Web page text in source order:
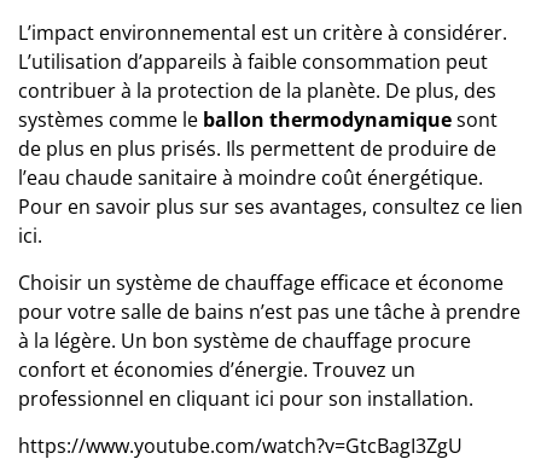
L’impact environnemental est un critère à considérer.
L’utilisation d’appareils à faible consommation peut
contribuer à la protection de la planète. De plus, des
systèmes comme le ballon thermodynamiquesont
de plus en plus prisés. Ils permettent de produire de
l’eau chaude sanitaire à moindre coût énergétique.
Pour en savoir plus sur ses avantages, consultez ce lien
ici.
Choisir un système de chauffage efficace et économe
pour votre salle de bains n’est pas une tâche à prendre
à la légère. Un bon système de chauffage procure
confort et économies d’énergie. Trouvez un
professionnel en cliquant ici pour son installation.
https://www.youtube.com/watch?v=GtcBagI3ZgU